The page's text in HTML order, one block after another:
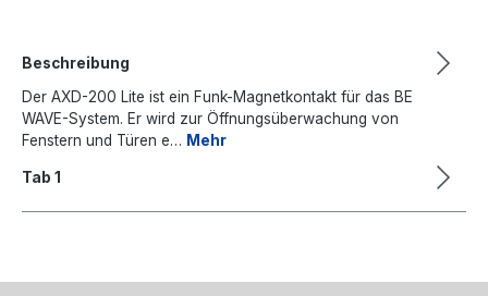
Beschreibung
Der AXD-200 Lite ist ein Funk-Magnetkontakt für das BE
WAVE-System. Er wird zur Öffnungsüberwachung von
Fenstern und Türen e… Mehr
Tab 1